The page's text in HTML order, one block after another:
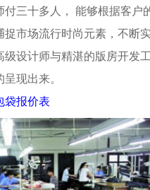
付三十多人， 能够根据客户
市场流行时尚元素，不断
设计师与精湛的版房开发
现出来。
袋报价表